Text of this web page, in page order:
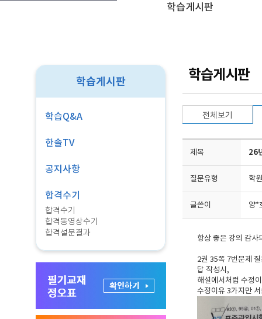
학습게시판
학습게시판
전체보기
제목 26
질문유형 학
글쓴이 양*
항상 좋은 강의 감사
2권 35쪽 7번문제
답 작성시,
해설에서처럼 수정
수정이유 3가지만
학습게시판
학습Q&A
한솔TV
공지사항
합격수기
합격수기
합격동영상수기
합격설문결과